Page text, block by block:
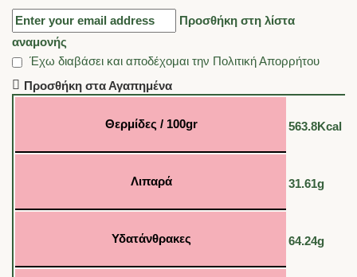
Προσθήκη στη λίστα
αναμονής
Έχω διαβάσει και αποδέχομαι την Πολιτική Απορρήτου
Προσθήκη στα Αγαπημένα
Θερμίδες / 100gr 563.8Kcal
Λιπαρά 31.61g
Υδατάνθρακες 64.24g